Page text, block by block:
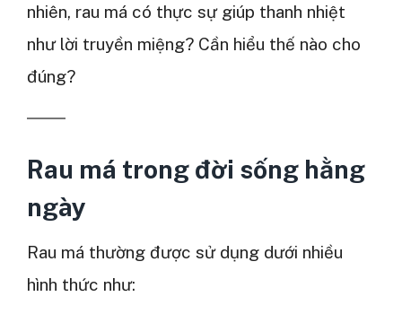
nhiên, rau má có thực sự giúp thanh nhiệt
như lời truyền miệng? Cần hiểu thế nào cho
đúng?
Rau má trong đời sống hằng
ngày
Rau má thường được sử dụng dưới nhiều
hình thức như: